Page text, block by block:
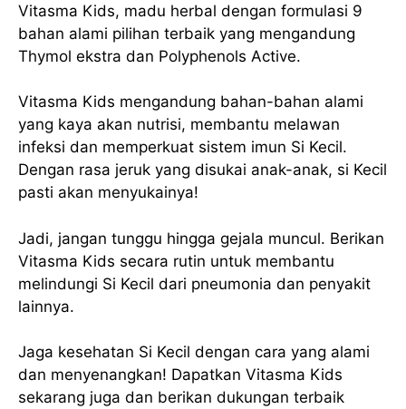
Vitasma Kids, madu herbal dengan formulasi 9
bahan alami pilihan terbaik yang mengandung
Thymol ekstra dan Polyphenols Active.
Vitasma Kids mengandung bahan-bahan alami
yang kaya akan nutrisi, membantu melawan
infeksi dan memperkuat sistem imun Si Kecil.
Dengan rasa jeruk yang disukai anak-anak, si Kecil
pasti akan menyukainya!
Jadi, jangan tunggu hingga gejala muncul. Berikan
Vitasma Kids secara rutin untuk membantu
melindungi Si Kecil dari pneumonia dan penyakit
lainnya.
Jaga kesehatan Si Kecil dengan cara yang alami
dan menyenangkan! Dapatkan Vitasma Kids
sekarang juga dan berikan dukungan terbaik